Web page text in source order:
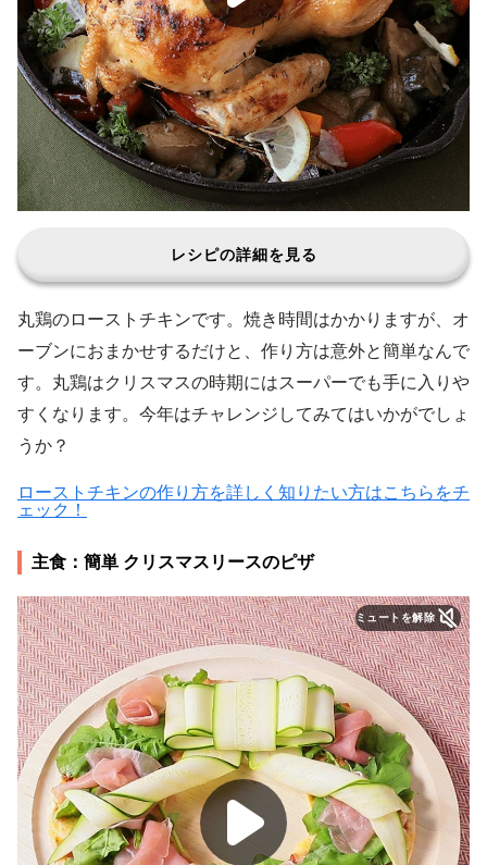
レシピの詳細を見る
丸鶏のローストチキンです。焼き時間はかかりますが、オ
ーブンにおまかせするだけと、作り方は意外と簡単なんで
す。丸鶏はクリスマスの時期にはスーパーでも手に入りや
すくなります。今年はチャレンジしてみてはいかがでしょ
うか？
ローストチキンの作り方を詳しく知りたい方はこちらをチ
ェック！
主食：簡単 クリスマスリースのピザ
ミュートを解除